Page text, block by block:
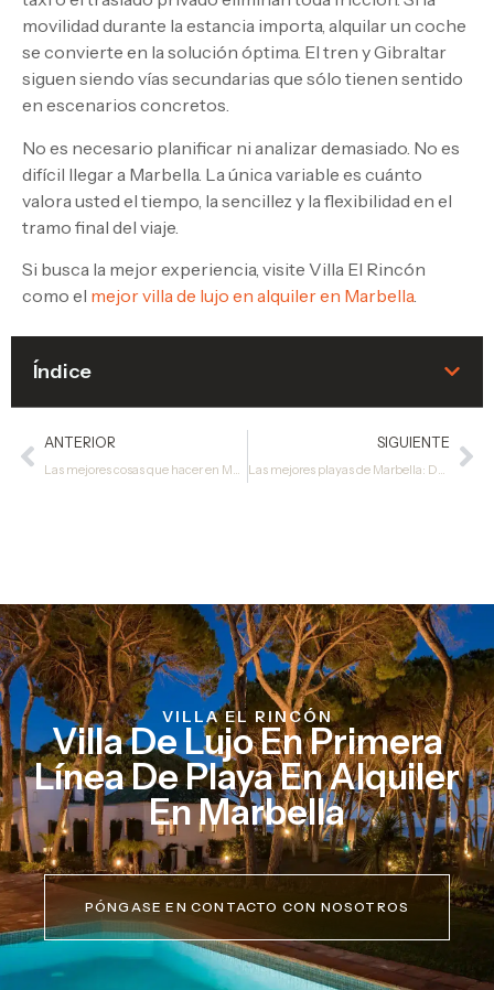
movilidad durante la estancia importa, alquilar un coche
se convierte en la solución óptima. El tren y Gibraltar
siguen siendo vías secundarias que sólo tienen sentido
en escenarios concretos.
No es necesario planificar ni analizar demasiado. No es
difícil llegar a Marbella. La única variable es cuánto
valora usted el tiempo, la sencillez y la flexibilidad en el
tramo final del viaje.
Si busca la mejor experiencia, visite Villa El Rincón
como el mejor villa de lujo en alquiler en Marbella.
Índice
ANTERIOR SIGUIENTE
VILLA EL RINCÓN
Villa De Lujo En Primera
Línea De Playa En Alquiler
En Marbella
PÓNGASE EN CONTACTO CON NOSOTROS